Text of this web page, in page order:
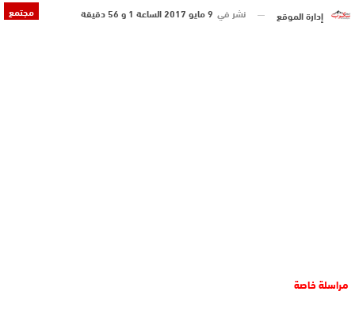
مجتمع إدارة الموقع نشر في 9 مايو 2017 الساعة 1 و 56 دقيقة
مراسلة خاصة